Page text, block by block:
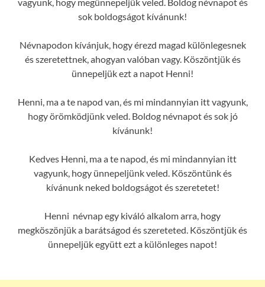
sok boldogságot kívánunk!
Névnapodon kívánjuk, hogy érezd magad különlegesnek
és szeretettnek, ahogyan valóban vagy. Köszöntjük és
ünnepeljük ezt a napot Henni!
Henni, ma a te napod van, és mi mindannyian itt vagyunk,
hogy örömködjünk veled. Boldog névnapot és sok jó
kívánunk!
Kedves Henni, ma a te napod, és mi mindannyian itt
vagyunk, hogy ünnepeljünk veled. Köszöntünk és
kívánunk neked boldogságot és szeretetet!
Henni névnap egy kiváló alkalom arra, hogy
megköszönjük a barátságod és szereteted. Köszöntjük és
ünnepeljük együtt ezt a különleges napot!